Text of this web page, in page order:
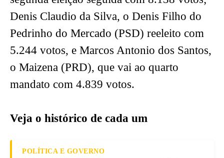
Denis Claudio da Silva, o Denis Filho do
Pedrinho do Mercado (PSD) reeleito com
5.244 votos, e Marcos Antonio dos Santos,
o Maizena (PRD), que vai ao quarto
mandato com 4.839 votos.
Veja o histórico de cada um
POLÍTICA E GOVERNO